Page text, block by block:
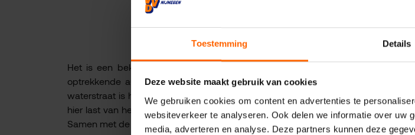
Toestemming Details
Deze website maakt gebruik van cookies
We gebruiken cookies om content en advertenties te
websiteverkeer te analyseren. Ook delen we informatie over uw
media, adverteren en analyse. Deze partners kunnen deze
Het is een bekend geluid voor velen in Nijmegen: de overlast van knallende
optrekkende auto's en motoren. Op de molenweg, in de ringstraten, bij de
waterstraat is het 's avonds en in het weekend vaak raak. De VVD Nijmegen
hier last van hebben en dringt er bij het college op aan om de 'aso's' aan te
Samen met de Stadspartij zijn er vragen gesteld of er geluidsflitspalen of andere